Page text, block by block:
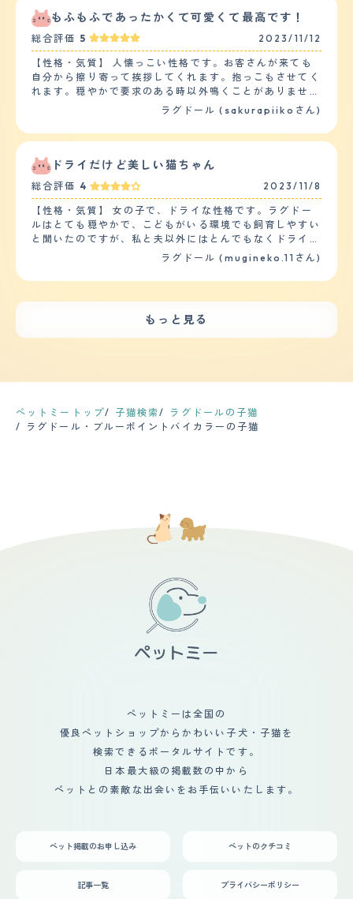
タワーなどで遊んでます。一軒家なので私が上り下りする
たんびに名前を呼んで 一緒に階段の上り下りさせていま
す。ごはんも高たんぱくで塩分少なめなど考えてあげてい
ます。 【お手入れ】 "ラグドールは中毛で、ふわふわした
１本１本が細く柔らかい毛。猫ちゃんはシャンプーをあま
りしなくていいとおもいますが、３か月に１回ぐらいはシ
ャンプーしてます。 抜け毛は本当に普段からすごく、毎
日コロコロはかかせないですし、各階においてます。ブラ
すが、顔にもコロコロを使ってます。 今まだ２歳で健康
ょっとでも食欲、水分の取り方、トイレの量など確認して
おかしいな？とおもったら病院に連れて行ってます。
【鳴き声】 うちのラグドールはあんまり普段は鳴きませ
んので、逆に鳴いてるととてもかわいく思います。小さい
声で可愛い高い声で鳴いています。本当にあまり鳴かない
ので集合住宅の方でも安心です。鳴くときは、ごはん前の
ドールの好きなところは、名前通りドールみたいで大人し
ャスって感じです。 この子との出会いはペットショップ
でした。最初は犬を見に行ったんですが、この子にひとめ
いでこれにはかなり驚きました。 犬は人につき、猫は家
につくなんて言葉は嘘だと思います。 【健康・寿命】 健
康問題は特に心配してないですが病院には分離不感症の可
能性があると言われました。 精神的なものらしく飼い主
がいないと物に八つ当たりしたり、壊してしまう症状らし
いです。 薬はないらしく飼い主不在でも不安にならない
ような対策を考えてますが正直難しいです。 【運動の頻
度】 家の中はどの部屋も自由に行き来できるようにドア
どれくらいかの運動量は詳しく分かりませんが、少なくと
も私が仕事で１日歩いてる歩数の何倍も走り回ってそうで
す。 【毛の手入れ・シャンプー回数】 猫の中ではかなり
長毛種なので１日１回はブラッシングが必須です。 季節
の変わり目で毛の抜ける量が凄まじいので１日でもさぼっ
てしまうと家中毛だらけになります。 シャンプーは猫な
のでそれほどしないのですが３ヶ月に１度くらいでトリー
トメント入りのシャンプーを使っています。 毛並みが綺
麗になる高いやつなので私が使ってる物の５倍くらいの値
だけ部分的にカットするくらいです。 【総評】 出会いは
てしまい翌日に迎え入れました。 第一印象はブルーポイ
ントミデットなので鼻周りだけ黒く、何だか可愛い泥棒顔
の猫でした。 失敗してしまったのは猫についての知識が
きでした。 迎え入れて一週間くらいは猫が鳴いてる理由
ったのでそこら辺のものがボロボロになりました。猫にと
ってはかなりストレスを感じさせてしまったので今となっ
ョンが多くなり楽しい毎日になりました。
もふもふであったかくて可愛くて最高です！
総合評価 5 2023/11/12
【性格・気質】 人懐っこい性格です。お客さんが来ても
自分から擦り寄って挨拶してくれます。抱っこもさせてく
れます。穏やかで要求のある時以外鳴くことがありませ
ん。仰向けで無防備に寝ていることも多くあります。子供
見て目で訴えてきます。 爪研ぎを置いているので壁で爪
を噛んでしまうことがよくあります。お迎えした日から粗
相をしたことがありません。 【健康・寿命】 ストルバイ
ト尿結晶になり、頻尿、血尿の症状が出て点滴や内服治療
を２週間程度行い治りました。 てんかんを発症し全身痙
攣を３回ほど起こしたことがあり、１日に２回内服治療を
行っています。通院も１ヶ月に１回しています。 【運動
ことがよくありますが、それ以外は特に走り回ることはあ
投げて取ってきてもらうなどして遊びます。 【毛の手入
れ・シャンプー回数】 長毛猫なのでけは長くふわふわし
カットすると涼しいのかなと思います。来年以降検討した
いです。 【総評】 ラグドールは他の猫よりも人懐っこく
員です。 初めて見た時は目が綺麗で、顎のところに模様
があること、足の指が５本あること、他の子と少し違った
特性があるところに魅力を感じてこの子がいいなと思いま
ットモニターを使用して職場から様子を確認していまし
た。 帰った時にお迎えに来てくれる猫がいると思うと仕
事も頑張れるし、早く帰りたいと思うようになりました。
猫のことで家族の会話が増えたので家族の中も良くなった
と思います。我が家に来てくれて感謝でいっぱいです。
ラグドール (sakurapiikoさん)
ドライだけど美しい猫ちゃん
総合評価 4 2023/11/8
【性格・気質】 女の子で、ドライな性格です。ラグドー
ルはとても穏やかで、こどもがいる環境でも飼育しやすい
と聞いたのですが、私と夫以外にはとんでもなくドライで
す。来客があると一旦様子を見に来ますが、すぐどこかへ
ずベスポジを探しに行きます。 【健康・寿命】 ワクチン
ったときや、私がトイレに行くとき、気が向いたら様子を
見に来ます。 【毛の手入れ・シャンプー回数】 柔らかい
はブラッシングを念入りにしています。 カットはしなく
ャンプーもしたことがありません。 【総評】 好きなとこ
ろはその名の通り、お人形みたいな可愛さと、きれいな青
ラグドール (mugineko.11さん)
もっと見る
ペットミートップ 子猫検索
ラグドールの子猫
ラグドール・ブルーポイントバイカラーの子猫
ペットミーは全国の
優良ペットショップからかわいい子犬・子猫を
検索できるポータルサイトです。
日本最大級の掲載数の中から
ペットとの素敵な出会いをお手伝いいたします。
ペット掲載のお申し込み ペットのクチコミ
記事一覧 プライバシーポリシー